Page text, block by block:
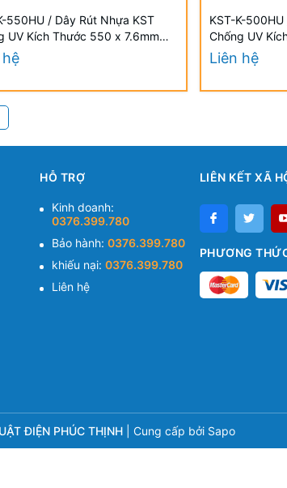
550HU / Dây Rút Nhựa KST
UV Kích Thước 550 x 7.6mm
Bịch) - Weather Resistant UV
KST-K-
Chống UV
(100 Cái/Bịch)
Liên hệ
HỖ TRỢ
Kinh doanh:
0376.399.780
Bảo hành:0376.399.780
khiếu nại:0376.399.780
Liên hệ
LIÊN KẾT XÃ
PHƯƠNG
ĐIỆN PHÚC THỊNH Cung cấp bởi Sapo